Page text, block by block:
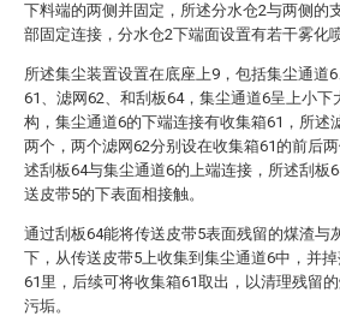
下料端的两侧并固定，所述分水仓2与两侧的
部固定连接，分水仓2下端面设置有若干雾化喷
所述集尘装置设置在底座上9，包括集尘通道
61、滤网62、和刮板64，集尘通道6呈上小下
构，集尘通道6的下端连接有收集箱61，所述
两个，两个滤网62分别设在收集箱61的前后
述刮板64与集尘通道6的上端连接，所述刮板
送皮带5的下表面相接触。
通过刮板64能将传送皮带5表面残留的煤渣与
下，从传送皮带5上收集到集尘通道6中，并
61里，后续可将收集箱61取出，以清理残留
污垢。